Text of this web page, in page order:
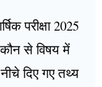
परीक्षा 2025
से विषय में
नीचे दिए गए तथ्य